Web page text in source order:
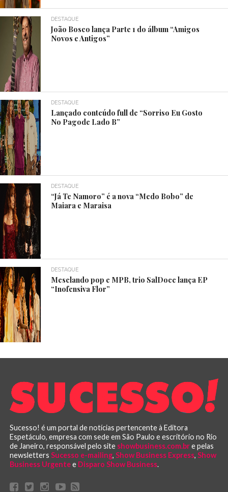
DESTAQUE
João Bosco lança Parte 1 do álbum “Amigos
Novos e Antigos”
DESTAQUE
Lançado conteúdo full de “Sorriso Eu Gosto
No Pagode Lado B”
DESTAQUE
“Já Te Namoro” é a nova “Medo Bobo” de
Maiara e Maraisa
DESTAQUE
Mesclando pop e MPB, trio SalDoce lança EP
“Inofensiva Flor”
Sucesso! é um portal de notícias pertencente à Editora
Espetáculo, empresa com sede em São Paulo e escritório no Rio
de Janeiro, responsável pelo site showbusiness.com.bre pelas
newsletters Sucesso e-mailing, Show Business Express, Show
Business Urgentee Disparo Show Business.